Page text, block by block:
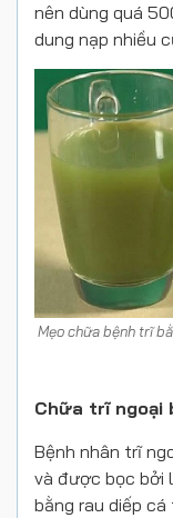
nên dùng quá
dung nạp nhiều
Mẹo chữa bệnh trĩ
Chữa trĩ ngoại
Bệnh nhân trĩ
và được bọc bởi
bằng rau diếp